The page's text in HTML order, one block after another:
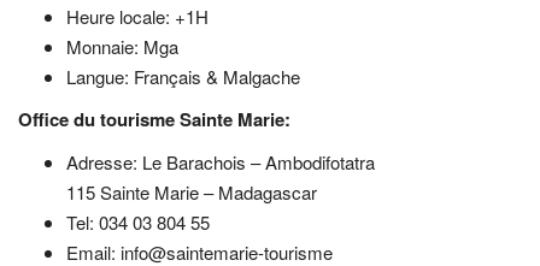
Heure locale: +1H
Monnaie: Mga
Langue: Français & Malgache
Office du tourisme Sainte Marie:
Adresse: Le Barachois – Ambodifotatra
115 Sainte Marie – Madagascar
Tel: 034 03 804 55
Email: info@saintemarie-tourisme